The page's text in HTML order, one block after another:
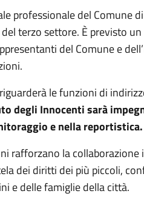
professionale del Comune
terzo settore. È previsto
del Comune e
le funzioni di
degli Innocenti sarà
e nella reportistica.
rafforzano la
dei diritti dei più piccoli,
e delle famiglie della città.